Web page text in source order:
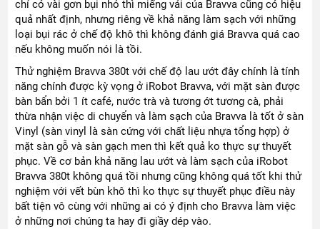
chỉ có vài gơn bụi nhỏ thì miếng vải của Bravva cũng có hiệu
quả nhất định, nhưng riêng về khả năng làm sạch với những
loại bụi rác ở chế độ khô thì không đánh giá Bravva quá cao
nếu không muốn nói là tồi.
Thử nghiệm Bravva 380t với chế độ lau ướt đây chính là tính
năng chính được kỳ vọng ở iRobot Bravva, với mặt sàn được
bàn bẩn bởi 1 ít café, nước trà và tương ớt tương cà, phải
thừa nhận việc di chuyển và làm sạch của Bravva là tốt ở sàn
Vinyl (sàn vinyl là sàn cứng với chất liệu nhựa tổng hợp) ở
mặt sàn gỗ và sàn gạch men thì kết quả ko thực sự thuyết
phục. Về cơ bản khả năng lau ướt và làm sạch của iRobot
Bravva 380t không quá tồi nhưng cũng không quá tốt khi thử
nghiệm với vết bùn khô thì ko thực sự thuyết phục điều này
bất tiện vô cùng với những ai có ý định cho Bravva làm việc
ở những nơi chúng ta hay đi giầy dép vào.